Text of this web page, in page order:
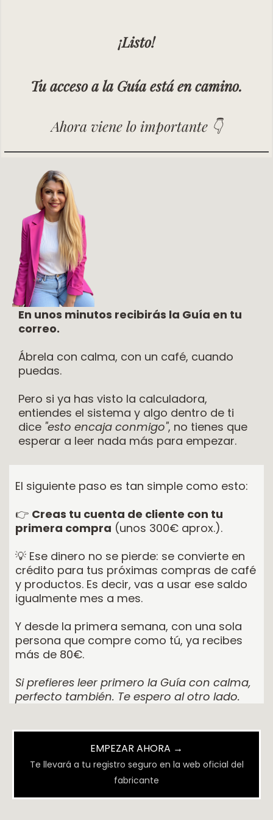
¡Listo!
Tu acceso a la Guía está en camino.
Ahora viene lo importante 👇
En unos minutos recibirás la Guía en tu
correo.
Ábrela con calma, con un café, cuando
puedas.
Pero si ya has visto la calculadora,
entiendes el sistema y algo dentro de ti
dice "esto encaja conmigo", no tienes que
esperar a leer nada más para empezar.
El siguiente paso es tan simple como esto:
👉 Creas tu cuenta de cliente con tu
primera compra (unos 300€ aprox.).
💡 Ese dinero no se pierde: se convierte en
crédito para tus próximas compras de café
y productos. Es decir, vas a usar ese saldo
igualmente mes a mes.
Y desde la primera semana, con una sola
persona que compre como tú, ya recibes
más de 80€.
Si prefieres leer primero la Guía con calma,
perfecto también. Te espero al otro lado.
EMPEZAR AHORA →
Te llevará a tu registro seguro en la web oficial del
fabricante